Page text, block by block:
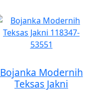
Bojanka Modernih
Teksas Jakni